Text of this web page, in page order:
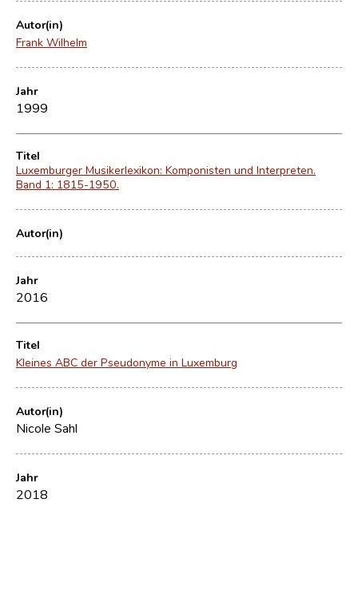
Autor(in)
Frank Wilhelm
Jahr
1999
Titel
Luxemburger Musikerlexikon: Komponisten und Interpreten.
Band 1: 1815-1950.
Autor(in)
Jahr
2016
Titel
Kleines ABC der Pseudonyme in Luxemburg
Autor(in)
Nicole Sahl
Jahr
2018